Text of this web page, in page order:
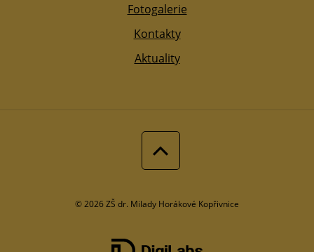
Fotogalerie
Kontakty
Aktuality
© 2026 ZŠ dr. Milady Horákové Kopřivnice